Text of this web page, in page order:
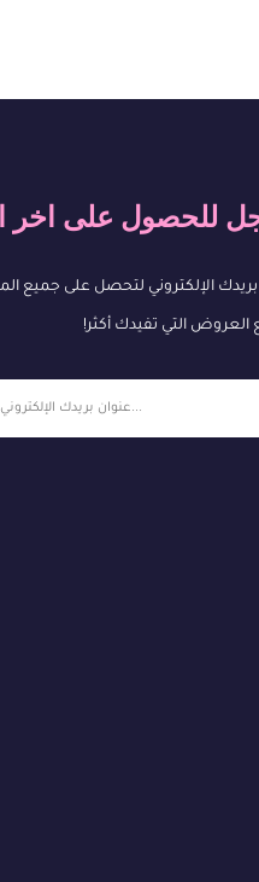
للحصول على اخر
بريدك الإلكتروني لتحصل على جميع
العروض التي تفيدك أكثر!